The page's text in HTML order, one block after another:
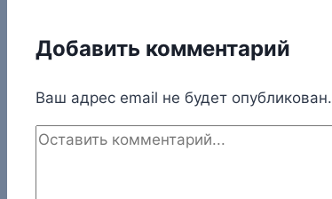
Добавить комментарий
Ваш адрес email не будет опубликован.